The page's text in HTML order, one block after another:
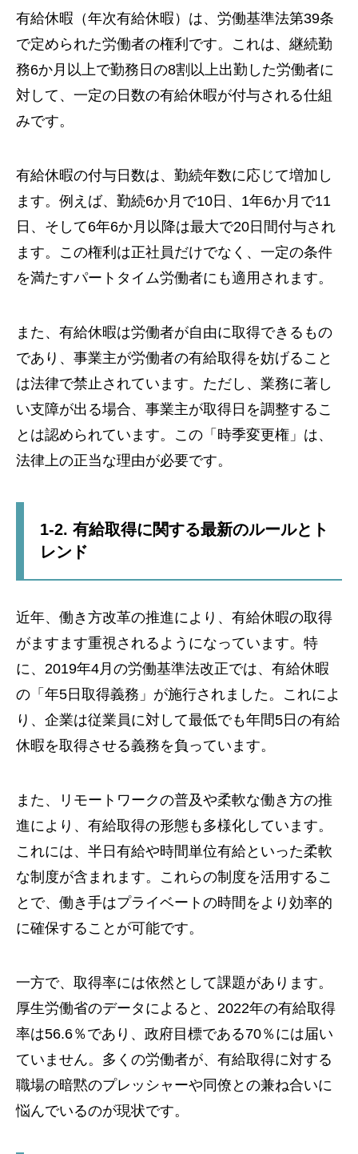
有給休暇（年次有給休暇）は、労働基準法第39条
で定められた労働者の権利です。これは、継続勤
務6か月以上で勤務日の8割以上出勤した労働者に
対して、一定の日数の有給休暇が付与される仕組
みです。
有給休暇の付与日数は、勤続年数に応じて増加し
ます。例えば、勤続6か月で10日、1年6か月で11
日、そして6年6か月以降は最大で20日間付与され
ます。この権利は正社員だけでなく、一定の条件
を満たすパートタイム労働者にも適用されます。
また、有給休暇は労働者が自由に取得できるもの
であり、事業主が労働者の有給取得を妨げること
は法律で禁止されています。ただし、業務に著し
い支障が出る場合、事業主が取得日を調整するこ
とは認められています。この「時季変更権」は、
法律上の正当な理由が必要です。
1-2. 有給取得に関する最新のルールとト
レンド
近年、働き方改革の推進により、有給休暇の取得
がますます重視されるようになっています。特
に、2019年4月の労働基準法改正では、有給休暇
の「年5日取得義務」が施行されました。これによ
り、企業は従業員に対して最低でも年間5日の有給
休暇を取得させる義務を負っています。
また、リモートワークの普及や柔軟な働き方の推
進により、有給取得の形態も多様化しています。
これには、半日有給や時間単位有給といった柔軟
な制度が含まれます。これらの制度を活用するこ
とで、働き手はプライベートの時間をより効率的
に確保することが可能です。
一方で、取得率には依然として課題があります。
厚生労働省のデータによると、2022年の有給取得
率は56.6％であり、政府目標である70％には届い
ていません。多くの労働者が、有給取得に対する
職場の暗黙のプレッシャーや同僚との兼ね合いに
悩んでいるのが現状です。